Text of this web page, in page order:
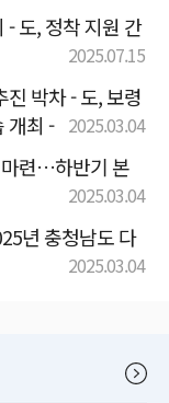
- 도, 정착 지원 간
2025.07.15
진 박차 - 도, 보령
개최 - 2025.03.04
마련…하반기 본
2025.03.04
년 충청남도 다
2025.03.04